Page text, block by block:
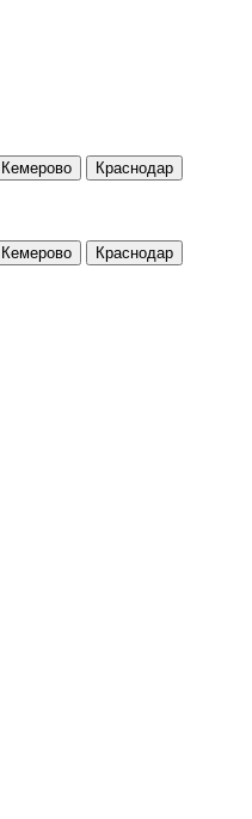
Кемерово
Краснодар
Кемерово
Краснодар